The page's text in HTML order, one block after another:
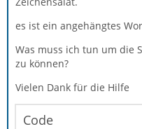
es ist ein angehängtes
Was muss ich tun um die
zu können?
Vielen Dank für die Hilfe
Code